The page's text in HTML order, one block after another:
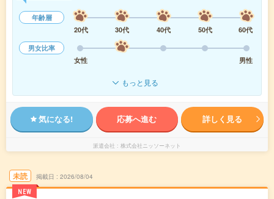
年齢層
20代
30代 40代 50代
60代
男女比率
女性
男性
もっと見る
気になる! 応募へ進む 詳しく見る
派遣会社 株式会社ニッソーネット
未読
NEW
掲載日 2026/08/04